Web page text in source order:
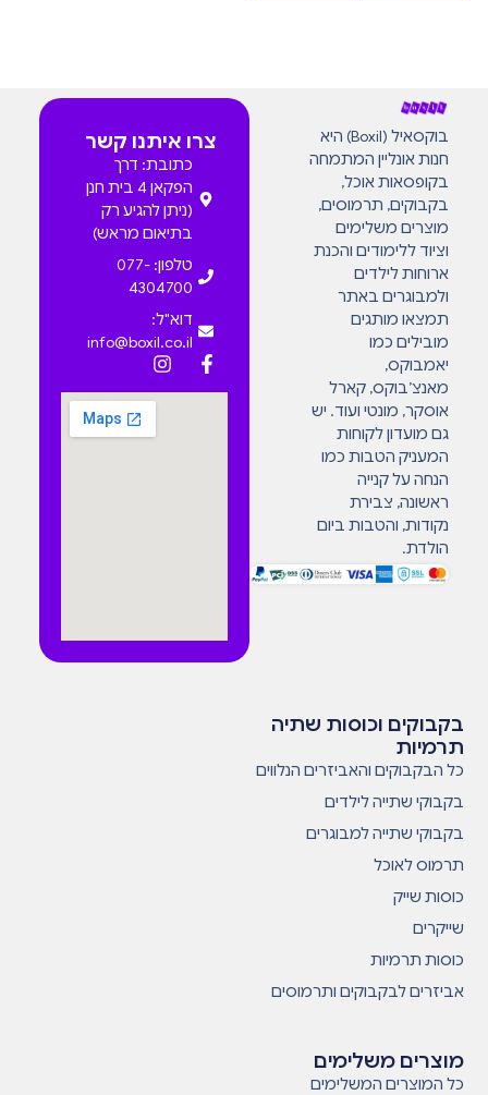
בוקסאיל (Boxil) היא
חנות אונליין המתמחה
בקופסאות אוכל,
בקבוקים, תרמוסים,
מוצרים משלימים
וציוד ללימודים והכנת
ארוחות לילדים
ולמבוגרים באתר
תמצאו מותגים
מובילים כמו
יאמבוקס,
מאנצ’בוקס, קארל
אוסקר, מונטי ועוד. יש
גם מועדון לקוחות
המעניק הטבות כמו
הנחה על קנייה
ראשונה, צבירת
נקודות, והטבות ביום
הולדת.
צרו איתנו קשר
כתובת: דרך
הפקאן 4 בית חנן
(ניתן להגיע רק
בתיאום מראש)
טלפון: 077-
4304700
דוא"ל:
info@boxil.co.il
מוצרים משלימים
כל המוצרים המשלימים
בקבוקים וכוסות שתיה
תרמיות
כל הבקבוקים והאביזרים הנלווים
בקבוקי שתייה לילדים
בקבוקי שתייה למבוגרים
תרמוס לאוכל
כוסות שייק
שייקרים
כוסות תרמיות
אביזרים לבקבוקים ותרמוסים